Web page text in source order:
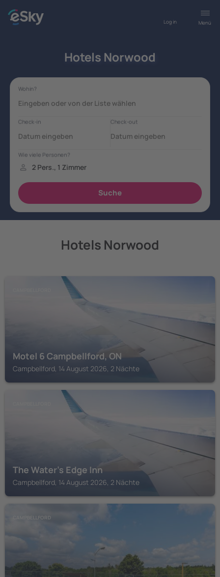
Menü
Log in
Hotels Norwood
Hotels Norwood
Motel 6 Campbellford, ON
Campbellford, 14 August 2026, 2 Nächte
The Water's Edge Inn
Campbellford, 14 August 2026, 2 Nächte
CAMPBELLFORD